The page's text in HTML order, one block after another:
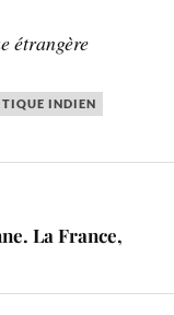
étrangère
INDIEN
La France,